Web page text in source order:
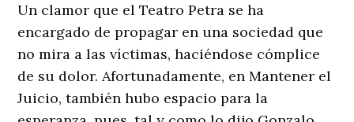
Un clamor que el Teatro Petra se ha
encargado de propagar en una sociedad que
no mira a las víctimas, haciéndose cómplice
de su dolor. Afortunadamente, en Mantener el
Juicio, también hubo espacio para la